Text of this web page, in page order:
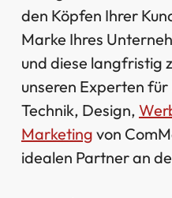
den Köpfen Ihrer
Marke Ihres
und diese langfristig
unseren Experten
Technik, Design,
Marketing von
idealen Partner an